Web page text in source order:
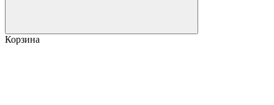
Корзина